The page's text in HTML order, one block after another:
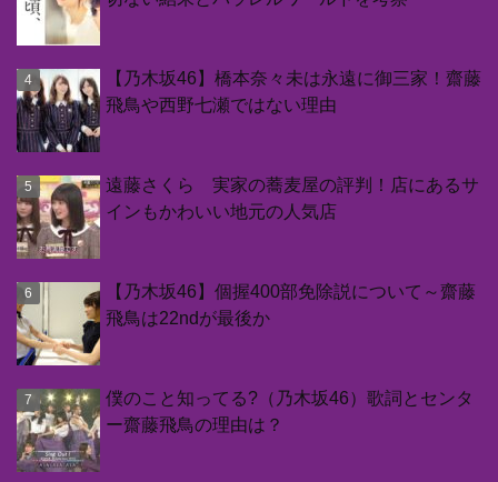
【乃木坂46】橋本奈々未は永遠に御三家！齋藤
飛鳥や西野七瀬ではない理由
遠藤さくら 実家の蕎麦屋の評判！店にあるサ
インもかわいい地元の人気店
【乃木坂46】個握400部免除説について～齋藤
飛鳥は22ndが最後か
僕のこと知ってる?（乃木坂46）歌詞とセンタ
ー齋藤飛鳥の理由は？